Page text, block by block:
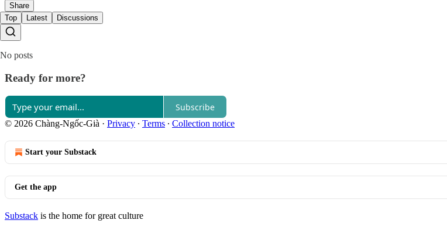
Share
Top
Latest Discussions
No posts
Ready for more?
Subscribe
© 2026 Chàng-Ngốc-Già · Privacy ∙ Terms ∙ Collection notice
Start your Substack
Get the app
Substack is the home for great culture